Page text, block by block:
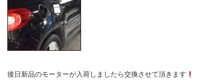
後日新品のモーターが入荷しましたら交換させて頂きます